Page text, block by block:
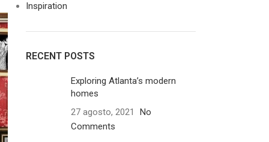
Inspiration
RECENT POSTS
Exploring Atlanta’s modern
homes
27 agosto, 2021
No
Comments